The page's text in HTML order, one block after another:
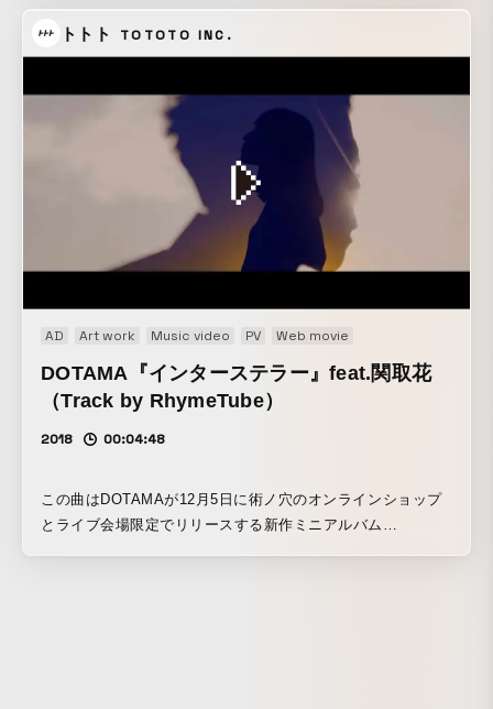
ル・カーボンボディで作られた最先端スーツケース。その世
界観を壮大で幻想的でアーティスティックな宇宙の旅として
それぞれの隕石を一人一人のスペーストラベラーとして表現
トトト TOTOTO INC.
AD Art work Music video PV Web movie
DOTAMA『インターステラー』feat.関取花
（Track by RhymeTube）
2018 00:04:48
この曲はDOTAMAが12月5日に術ノ穴のオンラインショップ
とライブ会場限定でリリースする新作ミニアルバム